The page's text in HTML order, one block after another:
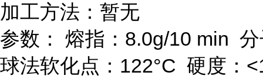
加工方法：暂无
参数：
熔指： 8.0g/10 min
球法软化点： 122°C 硬度：